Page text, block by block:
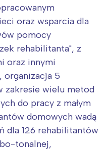
oraz wsparcia dla
pomocy
rehabilitanta", z
oraz innymi
organizacja 5
zakresie wielu metod
do pracy z małym
domowych wadą
dla 126 rehabilitantów
tonalnej,